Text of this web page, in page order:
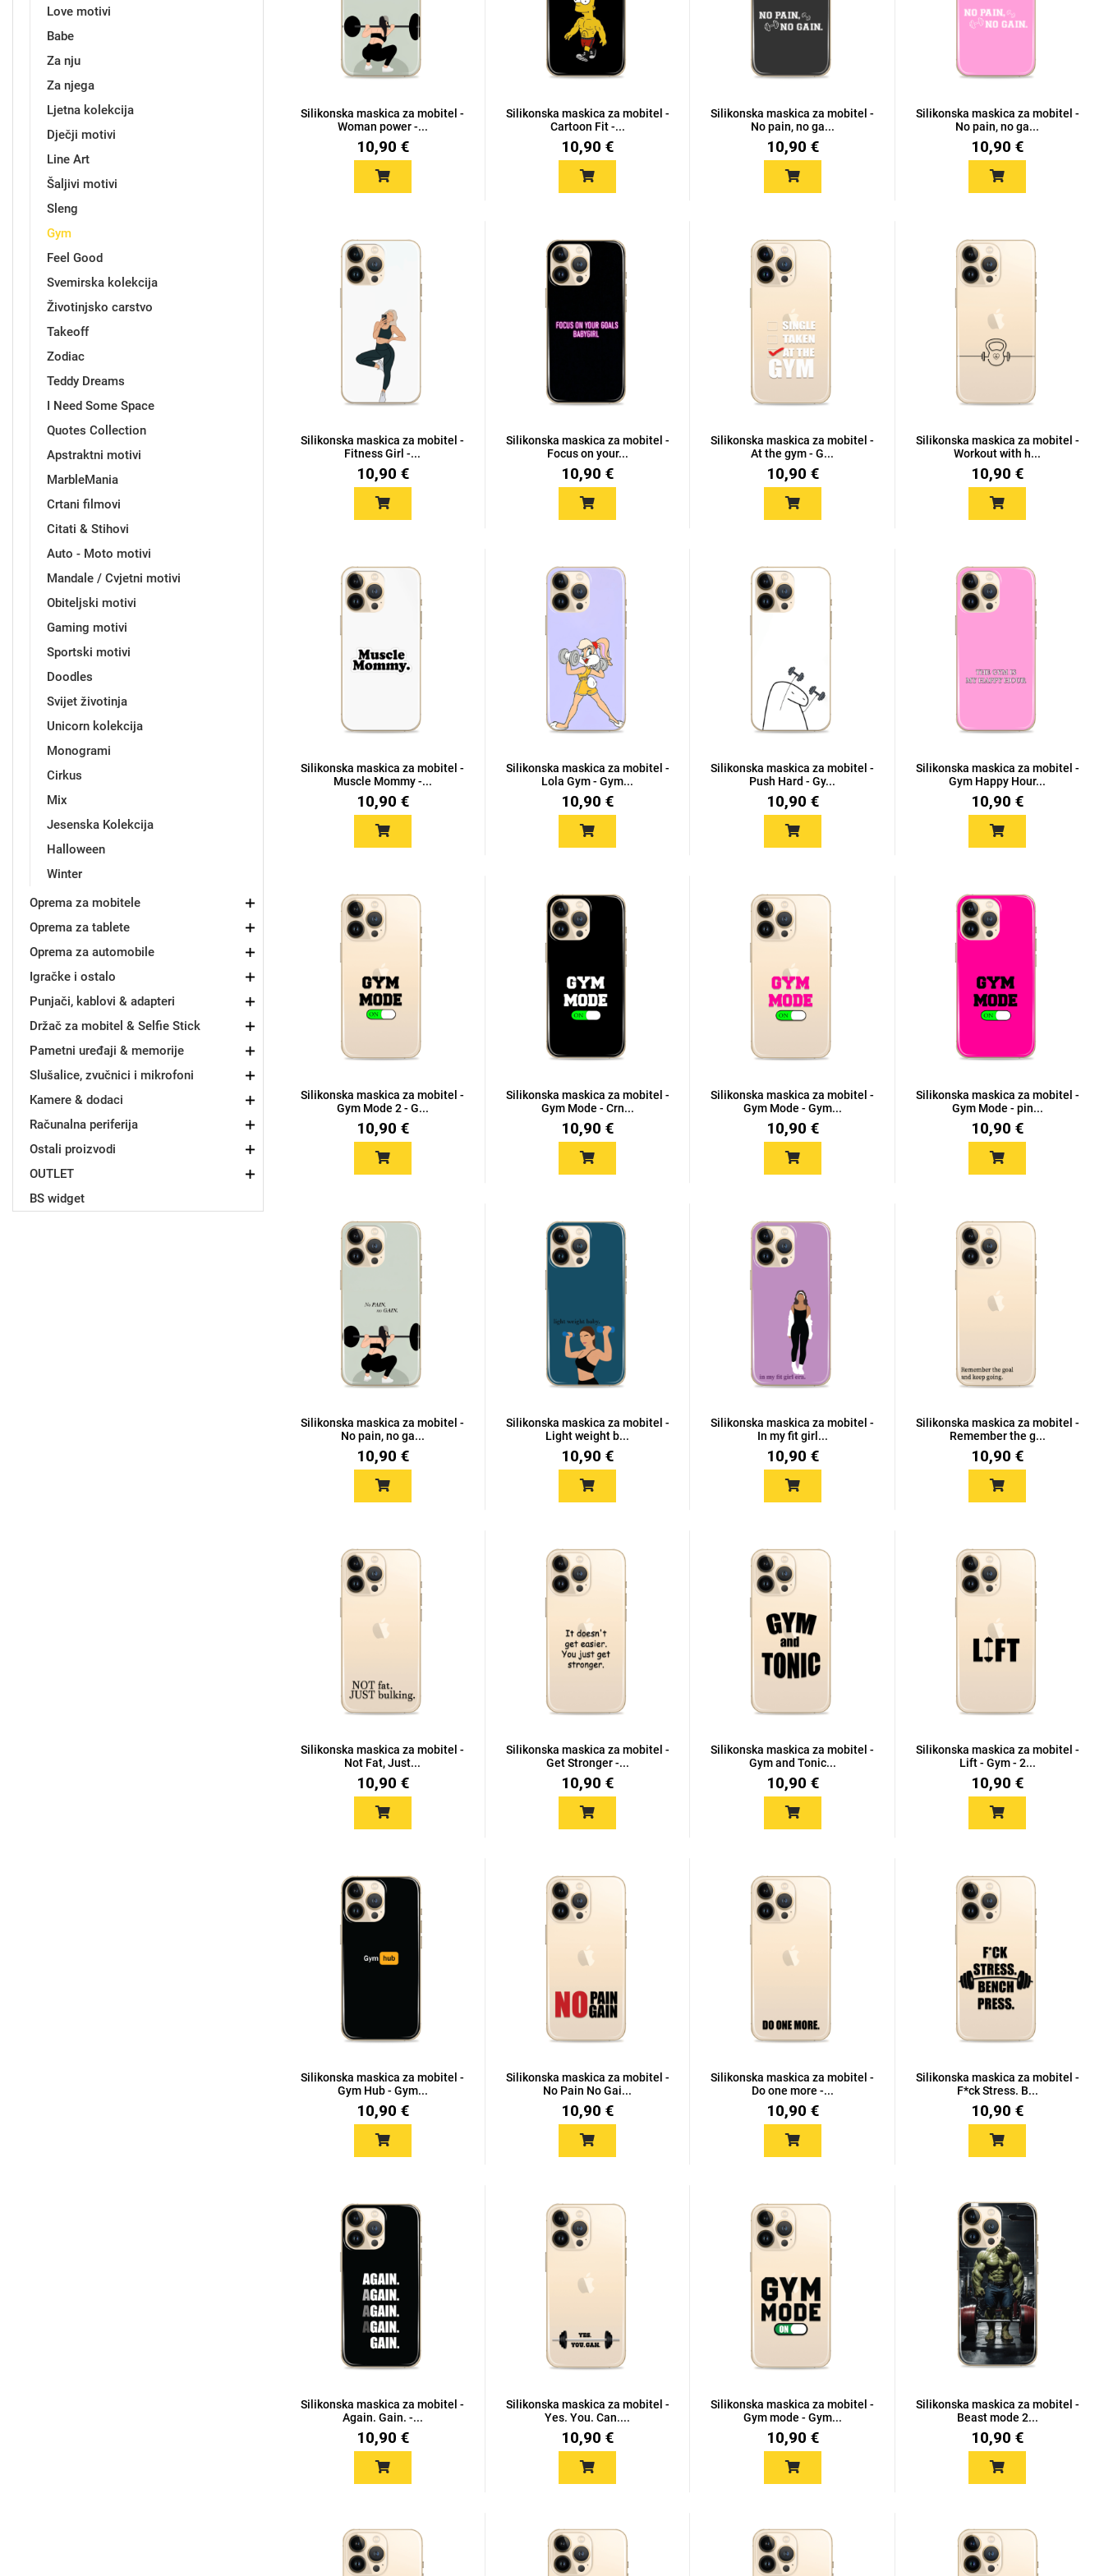
Love motivi
Babe
Za nju
Za njega
Ljetna kolekcija
Dječji motivi
Line Art
Šaljivi motivi
Sleng
Gym
Feel Good
Svemirska kolekcija
Životinjsko carstvo
Takeoff
Zodiac
Teddy Dreams
I Need Some Space
Quotes Collection
Apstraktni motivi
MarbleMania
Crtani filmovi
Citati & Stihovi
Auto - Moto motivi
Mandale / Cvjetni motivi
Obiteljski motivi
Gaming motivi
Sportski motivi
Doodles
Svijet životinja
Unicorn kolekcija
Monogrami
Cirkus
Mix
Jesenska Kolekcija
Halloween
Winter
Oprema za mobitele
Oprema za tablete
Oprema za automobile
Igračke i ostalo
Punjači, kablovi & adapteri
Držač za mobitel & Selfie Stick
Pametni uređaji & memorije
Slušalice, zvučnici i mikrofoni
Kamere & dodaci
Računalna periferija
Ostali proizvodi
OUTLET
BS widget
Silikonska maskica za mobitel -
Woman power -...
10,90 €
Silikonska maskica za mobitel -
Cartoon Fit -...
10,90 €
Silikonska maskica za mobitel -
No pain, no ga...
10,90 €
Silikonska maskica za mobitel -
No pain, no ga...
10,90 €
Silikonska maskica za mobitel -
Fitness Girl -...
10,90 €
Silikonska maskica za mobitel -
Focus on your...
10,90 €
Silikonska maskica za mobitel -
At the gym - G...
10,90 €
Silikonska maskica za mobitel -
Workout with h...
10,90 €
Silikonska maskica za mobitel -
Muscle Mommy -...
10,90 €
Silikonska maskica za mobitel -
Lola Gym - Gym...
10,90 €
Silikonska maskica za mobitel -
Push Hard - Gy...
10,90 €
Silikonska maskica za mobitel -
Gym Happy Hour...
10,90 €
Silikonska maskica za mobitel -
Gym Mode 2 - G...
10,90 €
Silikonska maskica za mobitel -
Gym Mode - Crn...
10,90 €
Silikonska maskica za mobitel -
Gym Mode - Gym...
10,90 €
Silikonska maskica za mobitel -
Gym Mode - pin...
10,90 €
Silikonska maskica za mobitel -
No pain, no ga...
10,90 €
Silikonska maskica za mobitel -
Light weight b...
10,90 €
Silikonska maskica za mobitel -
In my fit girl...
10,90 €
Silikonska maskica za mobitel -
Remember the g...
10,90 €
Silikonska maskica za mobitel -
Not Fat, Just...
10,90 €
Silikonska maskica za mobitel -
Get Stronger -...
10,90 €
Silikonska maskica za mobitel -
Gym and Tonic...
10,90 €
Silikonska maskica za mobitel -
Lift - Gym - 2...
10,90 €
Silikonska maskica za mobitel -
Gym Hub - Gym...
10,90 €
Silikonska maskica za mobitel -
No Pain No Gai...
10,90 €
Silikonska maskica za mobitel -
Do one more -...
10,90 €
Silikonska maskica za mobitel -
F*ck Stress. B...
10,90 €
Silikonska maskica za mobitel -
Again. Gain. -...
10,90 €
Silikonska maskica za mobitel -
Yes. You. Can....
10,90 €
Silikonska maskica za mobitel -
Gym mode - Gym...
10,90 €
Silikonska maskica za mobitel -
Beast mode 2...
10,90 €
Gym
Sleng
Svemirska kolekcija
Love motivi
Quotes Collection Cirkus
Citati & Stihovi
Samsung
Punjači za mobitel
Univerzalno kaljeno staklo
Preklopne maskice
Samsung
Držači za romobil
Ostali držači
USB kablovi
AUX kablovi
FM Transmitteri